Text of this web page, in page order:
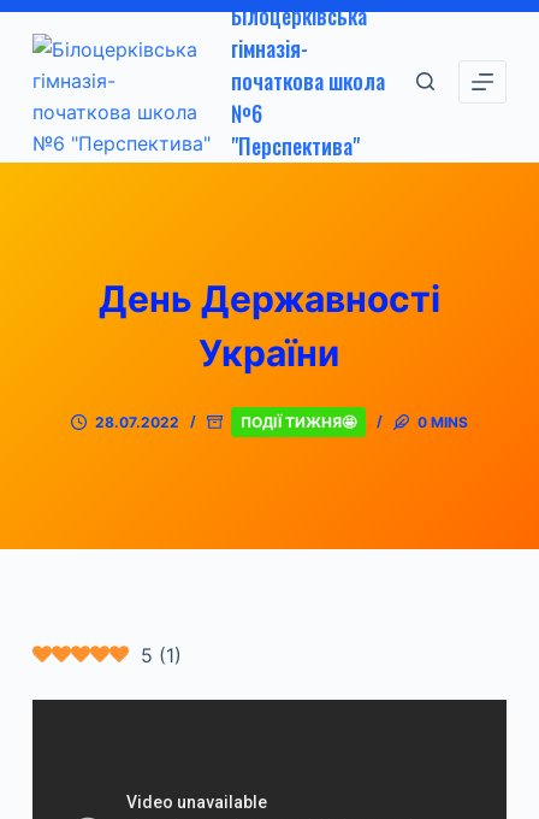
П
е
р
е
й
Білоцерківська
гімназія-
початкова школа
№6
"Перспектива"
День Державності
України
28.07.2022 ПОДІЇ ТИЖНЯ🤩 0 MINS
5 (1)